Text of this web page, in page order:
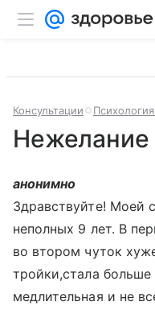
Консультации
Нежелание
анонимно
Здравствуйте! Моей
неполных 9 лет. В
во втором чуток
тройки,стала
медлительная и не